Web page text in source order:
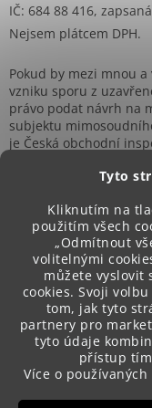
Tyto
Kliknutím na
použitím všech
„Odmítnout
volitelnými
můžete vyslovit
cookies. Svoji
tom, jak tyto
partnery pro
tyto údaje
přístup
Více o
IČ: 684 88 416,
Nejsem plátcem DPH.
Pokud by mezi mnou
vzniku sporu z
právo podat návrh na
subjektu
je Česká obchodní
Přijímáme online